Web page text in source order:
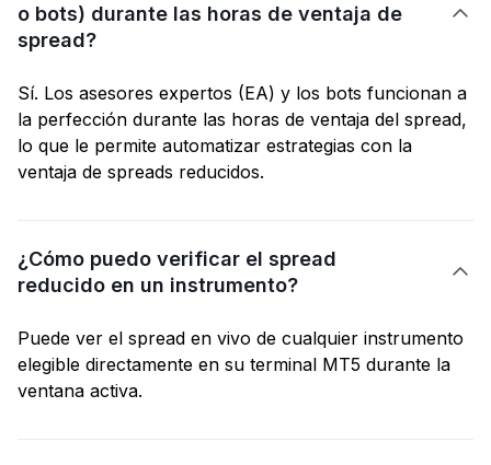
o bots) durante las horas de ventaja de
spread?

Sí. Los asesores expertos (EA) y los bots funcionan a
la perfección durante las horas de ventaja del spread,
lo que le permite automatizar estrategias con la
ventaja de spreads reducidos.
¿Cómo puedo verificar el spread
reducido en un instrumento?

Puede ver el spread en vivo de cualquier instrumento
elegible directamente en su terminal MT5 durante la
ventana activa.